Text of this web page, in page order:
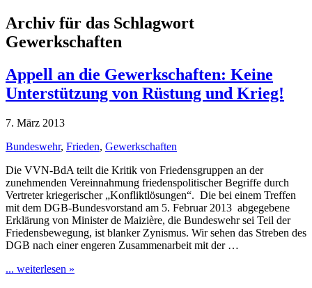
Archiv für das Schlagwort
Gewerkschaften
Appell an die Gewerkschaften: Keine
Unterstützung von Rüstung und Krieg!
7. März 2013
Bundeswehr, Frieden, Gewerkschaften
Die VVN-BdA teilt die Kritik von Friedensgruppen an der
zunehmenden Vereinnahmung friedenspolitischer Begriffe durch
Vertreter kriegerischer „Konfliktlösungen“. Die bei einem Treffen
mit dem DGB-Bundesvorstand am 5. Februar 2013 abgegebene
Erklärung von Minister de Maizière, die Bundeswehr sei Teil der
Friedensbewegung, ist blanker Zynismus. Wir sehen das Streben des
DGB nach einer engeren Zusammenarbeit mit der …
... weiterlesen »